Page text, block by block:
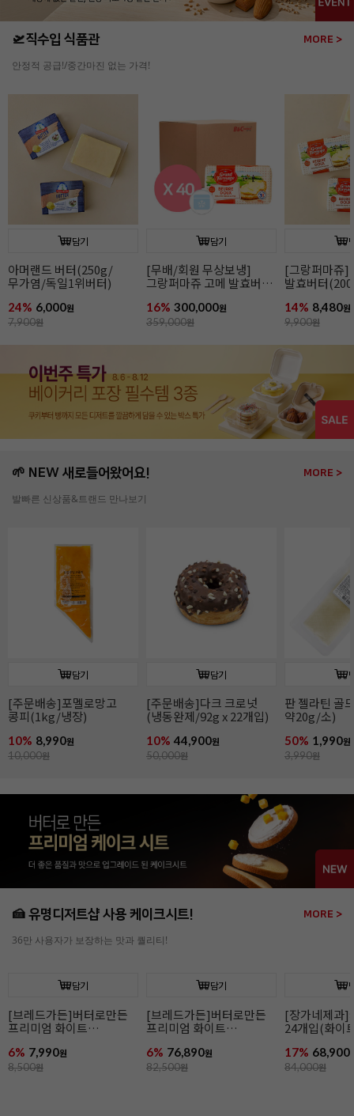
🛫직수입 식품관 MORE >
안정적 공급!/중간마진 없는 가격!
담기
[그랑퍼마쥬] 고메
발효버터(200g/무가염/
14% 8,480원
9,900원
담기
[무배/회원 무상보냉]
그랑퍼마쥬 고메 발효버터
프랑스)
16% 300,000원
359,000원
[그랑퍼마쥬]
발효버터
15% 8,480원
9,990원
🌱 NEW 새로들어왔어요! MORE >
발빠른 신상품&트랜드 만나보기
담기
판 젤라틴 골드(10장/
약20g/소)
50% 1,990원
3,990원
담기
판 젤라틴 골드(50장/
약100g/소)
48% 4,590원
8,990원
판젤라틴 골
27% 39,900
54,990원
🍰 유명디저트샵 사용 케이크시트! MORE >
36만 사용자가 보장하는 맛과 퀄리티!